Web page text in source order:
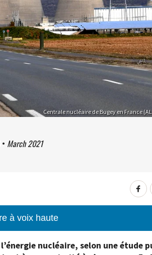
Centrale nucléaire de Bugey en France
• March 2021
à voix haute
nucléaire, selon une étude